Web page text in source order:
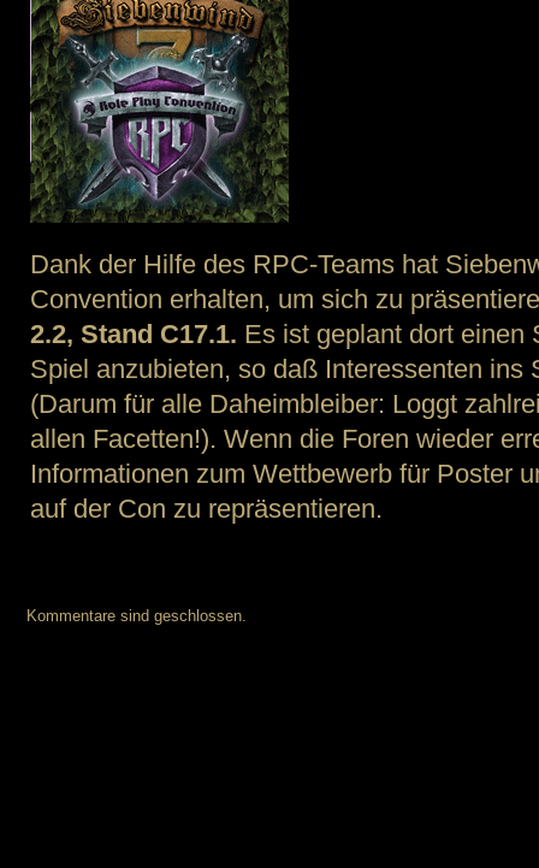
Dank der Hilfe des RPC-Teams hat
Convention erhalten, um sich zu
2.2, Stand C17.1. Es ist geplant dort einen
Spiel anzubieten, so daß Interessenten ins
(Darum für alle Daheimbleiber: Loggt
allen Facetten!). Wenn die Foren wieder
Informationen zum Wettbewerb für Poster
auf der Con zu repräsentieren.
Kommentare sind geschlossen.